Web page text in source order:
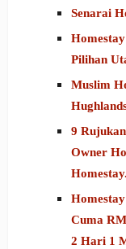
Senarai
Pilihan
Muslim
9
Owner
Cuma
2 Hari 1